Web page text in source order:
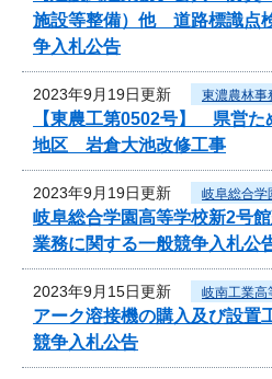
施設等整備）他 道路標識点
争入札公告
2023年9月19日更新 東濃農林事
【東農工第0502号】 県営
地区 岩倉大池改修工事
2023年9月19日更新 岐阜総合学
岐阜総合学園高等学校新2号
業務に関する一般競争入札公
2023年9月15日更新 岐南工業高
アーク溶接機の購入及び設置
競争入札公告